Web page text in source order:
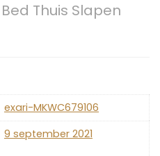
Thuis Slapen
exari-MKWC679106
9 september 2021